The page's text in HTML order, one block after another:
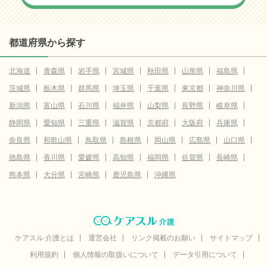
都道府県から探す
北海道 青森県 岩手県 宮城県 秋田県 山形県
福島県
茨城県
栃木県 群馬県 埼玉県 千葉県 東京都
神奈川県
新潟県
富山県 石川県 福井県 山梨県 長野県
岐阜県
静岡県
愛知県 三重県 滋賀県 京都府 大阪府
兵庫県
奈良県
和歌山県 鳥取県 島根県 岡山県 広島県
山口県
徳島県
香川県 愛媛県 高知県 福岡県 佐賀県
長崎県
熊本県
大分県 宮崎県 鹿児島県 沖縄県
ケアスル 介護とは 運営会社 リンク掲載のお願い
サイトマップ
利用規約
個人情報の取扱いについて
データ引用について